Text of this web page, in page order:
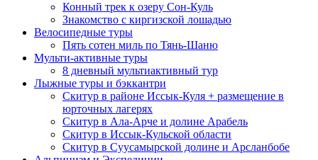
Конный трек к озеру Сон-Куль
Знакомство с киргизской лошадью
Велосипедные туры
Пять сотен миль по Тянь-Шаню
Мульти-активные туры
8 дневный мультиактивный тур
Лыжные туры и бэккантри
Скитур в районе Иссык-Куля + размещение в
юрточных лагерях
Скитур в Ала-Арче и долине Арабель
Скитур в Иссык-Кульской области
Скитур в Суусамырской долине и Арсланбобе